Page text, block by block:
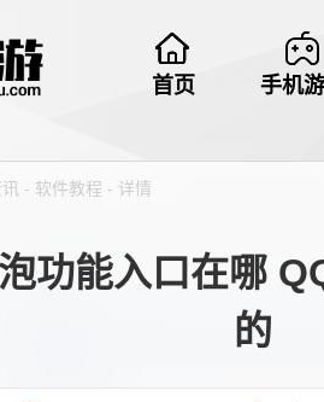
首页 手机
- 软件教程 - 详情
功能入口在哪
的